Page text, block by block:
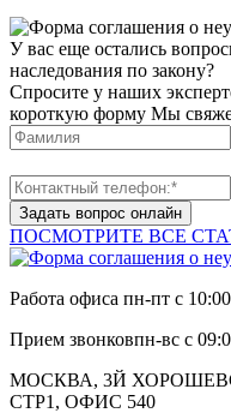
У вас еще остались
наследования по закону?
Спросите у наших
короткую форму Мы
Задать вопрос онлайн
ПОСМОТРИТЕ ВСЕ
Работа офиса пн-пт с
Прием звонковпн-вс с
МОСКВА, 3Й
СТР1, ОФИС 540